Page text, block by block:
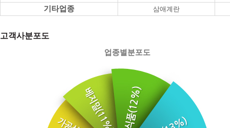
기타업종 삼애계란
고객사분포도
업종별분포도